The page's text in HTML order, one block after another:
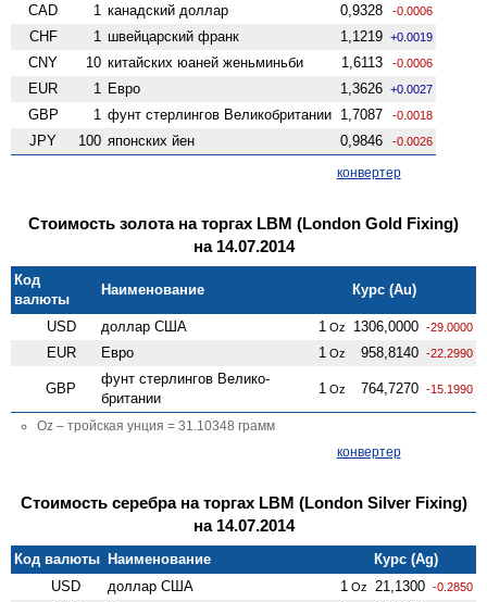
CAD
1 канадский доллар 0,9328 -0.0006
CHF 1 швейцарский франк 1,1219 +0.0019
CNY 10 китайских юаней женьминьби 1,6113 -0.0006
EUR 1 Евро 1,3626 +0.0027
GBP 1 фунт стерлингов Велико­британии 1,7087 -0.0018
JPY 100 японских йен 0,9846 -0.0026
конвертер
Стоимость золота на торгах LBM (London Gold Fixing)
на 14.07.2014
Код
валюты
Наименование Курс (Au)
USD доллар США 1 Oz 1306,0000 -29.0000
EUR Евро 1 Oz 958,8140 -22.2990
GBP
фунт стерлингов Велико­
британии
1 Oz 764,7270 -15.1990
Oz – тройская унция = 31.10348 грамм
конвертер
Стоимость серебра на торгах LBM (London Silver Fixing)
на 14.07.2014
Код валюты Наименование
Курс (Ag)
USD
доллар США 1 Oz 21,1300 -0.2850